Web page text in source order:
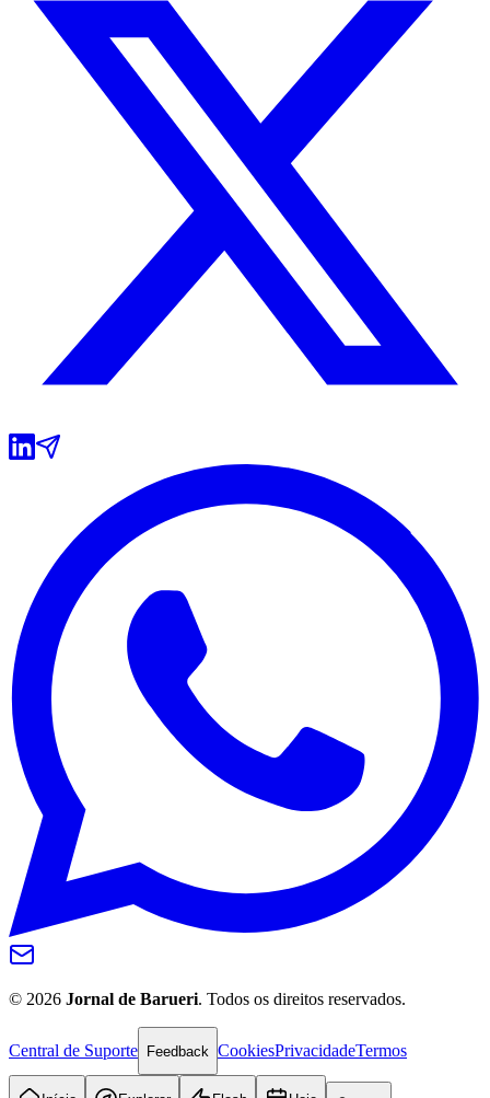
© 2026 Jornal de Barueri. Todos os direitos reservados.
Central de Suporte Feedback CookiesPrivacidadeTermos